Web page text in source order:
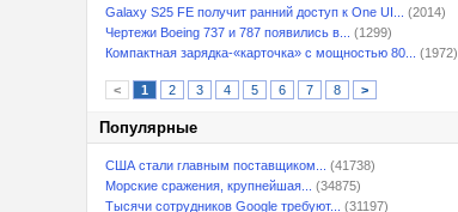
Galaxy S25 FE получит ранний доступ к One UI...
(2014)
Чертежи Boeing 737 и 787 появились в...
(1299)
Компактная зарядка-«карточка» с мощностью 80...
(1972)
< 1 2 3 4 5 6 7 8 >
Популярные
США стали главным поставщиком...
(41738)
Морские сражения, крупнейшая...
(34875)
Тысячи сотрудников Google требуют...
(31197)